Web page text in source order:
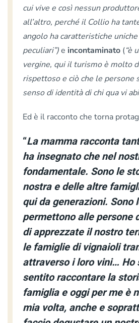
cui vive e così nessun
all’altro, perché il Collio ha
angolo ha caratteristiche
peculiari”)e incontaminato (“è
vergine, qui il turismo è molto
rispettoso e ciò che le persone
senso di identità di chi qua vi
Ed è il racconto che torna
“La mamma racconta
ha insegnato che nel
fondamentale. Sono le
nostra e delle altre
qui da generazioni. Sono
permettono alle persone
di apprezzate il nostro
le famiglie di vignaioli
attraverso i loro vini… Ho
sentito raccontare la
famiglia e oggi per me è
mia volta, anche e